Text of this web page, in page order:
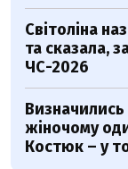
Світоліна
та сказала,
ЧС-2026
жіночому
Костюк – у